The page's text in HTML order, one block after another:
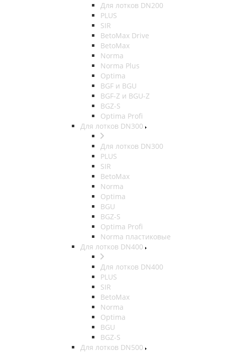
Для лотков DN200
PLUS
SIR
BetoMax Drive
BetoMax
Norma
Norma Plus
Optima
BGF и BGU
BGF-Z и BGU-Z
BGZ-S
Optima Profi
Для лотков DN300
Для лотков DN300
PLUS
SIR
BetoMax
Norma
Optima
BGU
BGZ-S
Optima Profi
Norma пластиковые
Для лотков DN400
Для лотков DN400
PLUS
SIR
BetoMax
Norma
Optima
BGU
BGZ-S
Для лотков DN500